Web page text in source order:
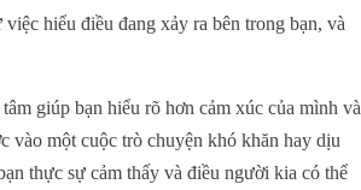
hiểu điều đang xảy ra bên trong bạn, và
giúp bạn hiểu rõ hơn cảm xúc của mình và
vào một cuộc trò chuyện khó khăn hay dịu
thực sự cảm thấy và điều người kia có thể